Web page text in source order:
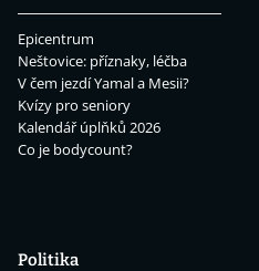
Epicentrum
Neštovice: příznaky, léčba
V čem jezdí Yamal a Mesii?
Kvízy pro seniory
Kalendář úplňků 2026
Co je bodycount?
Politika